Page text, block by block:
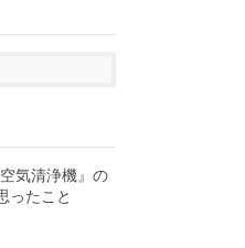
気清浄機』の
ったこと